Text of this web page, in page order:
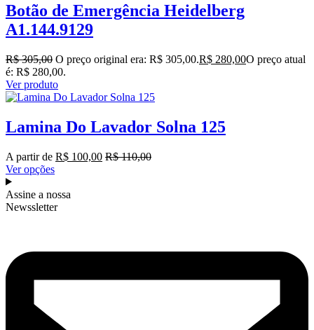
Botão de Emergência Heidelberg
A1.144.9129
R$305,00 O preço original era: R$ 305,00.R$ 280,00O preço atual
é: R$ 280,00.
Ver produto
Lamina Do Lavador Solna 125
A partir de R$ 100,00 R$110,00
Ver opções
Assine a nossa
Newssletter